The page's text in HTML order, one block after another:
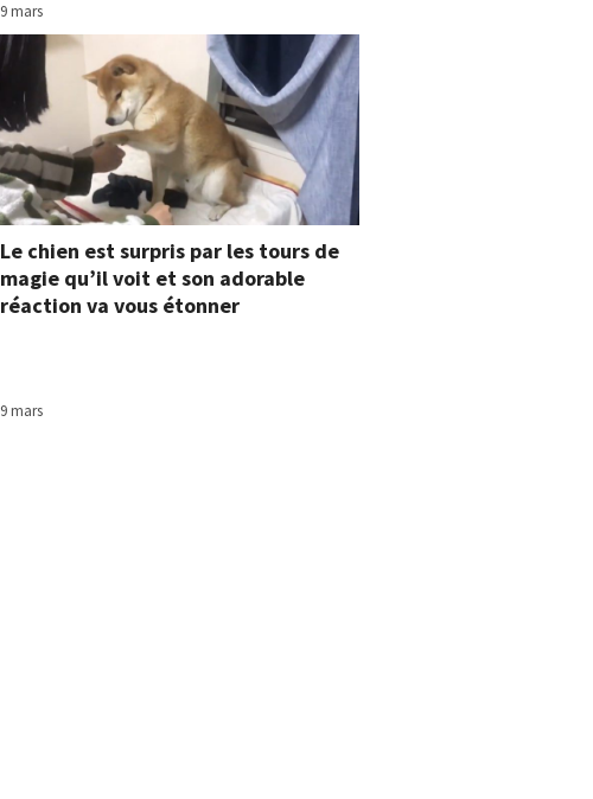
9 mars
Le chien est surpris par les tours de
magie qu’il voit et son adorable
réaction va vous étonner
9 mars